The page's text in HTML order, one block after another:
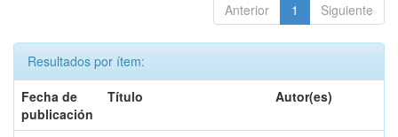
Anterior 1 Siguiente
Resultados por ítem:
Fecha de
publicación
Título Autor(es)